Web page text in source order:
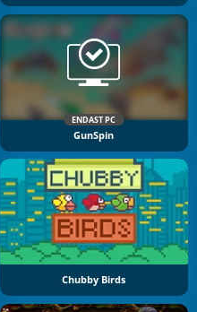
ENDAST PC
GunSpin
Chubby Birds